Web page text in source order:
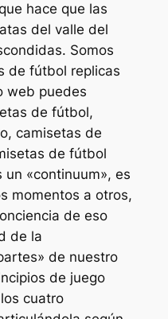
hace que las
del valle del
Somos
de fútbol replicas
web puedes
de fútbol,
camisetas de
de fútbol
un «continuum», es
momentos a otros,
de eso
de la
de nuestro
de juego
cuatro